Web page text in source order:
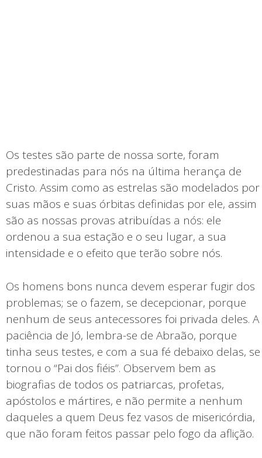
Os testes são parte de nossa sorte, foram
predestinadas para nós na última herança de
Cristo. Assim como as estrelas são modelados por
suas mãos e suas órbitas definidas por ele, assim
são as nossas provas atribuídas a nós: ele
ordenou a sua estação e o seu lugar, a sua
intensidade e o efeito que terão sobre nós.
Os homens bons nunca devem esperar fugir dos
problemas; se o fazem, se decepcionar, porque
nenhum de seus antecessores foi privada deles. A
paciência de Jó, lembra-se de Abraão, porque
tinha seus testes, e com a sua fé debaixo delas, se
tornou o “Pai dos fiéis”. Observem bem as
biografias de todos os patriarcas, profetas,
apóstolos e mártires, e não permite a nenhum
daqueles a quem Deus fez vasos de misericórdia,
que não foram feitos passar pelo fogo da aflição.